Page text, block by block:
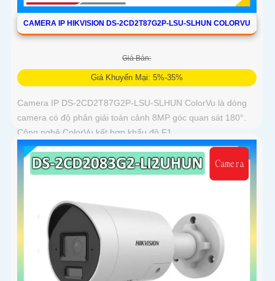
CAMERA IP HIKVISION DS-2CD2T87G2P-LSU-SLHUN COLORVU
Giá Bán:
Giá Khuyến Mại: 5%-35%
Camera IP DS-2CD2T87G2P-LSU-SLHUN ColorVu là dòng
camera có độ phân giải toàn cảnh 8MP góc quan sát 180°.
Công nghệ ColorVu kết hợp khẩu độ F1